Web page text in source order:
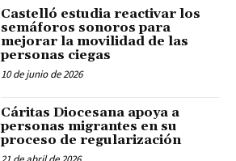
Castelló estudia reactivar los
semáforos sonoros para
mejorar la movilidad de las
personas ciegas
10 de junio de 2026
Cáritas Diocesana apoya a
personas migrantes en su
proceso de regularización